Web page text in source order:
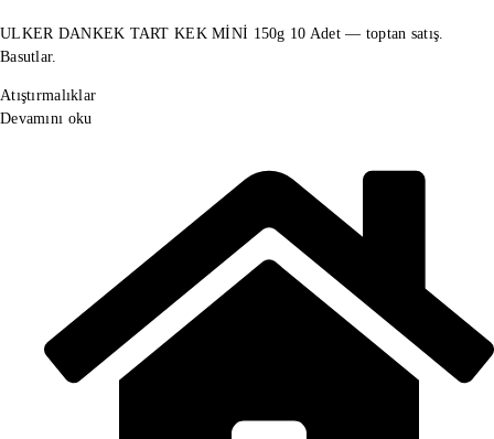
ULKER DANKEK TART KEK MİNİ 150g 10 Adet — toptan satış.
Basutlar.
Atıştırmalıklar
Devamını oku